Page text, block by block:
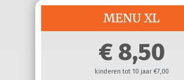
MENU XL
8,50
kinderen tot 10 jaar €7,00